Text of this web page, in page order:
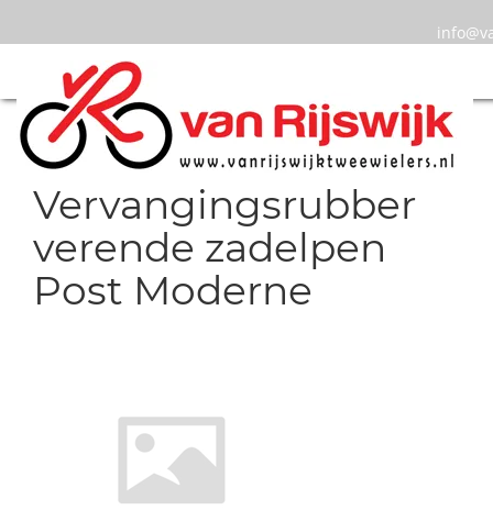
Vervangingsrubber
verende zadelpen
Post Moderne